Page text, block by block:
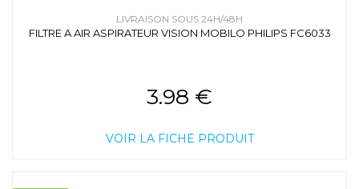
LIVRAISON SOUS 24H/48H
FILTRE A AIR ASPIRATEUR VISION MOBILO PHILIPS FC6033
3.98 €
VOIR LA FICHE PRODUIT